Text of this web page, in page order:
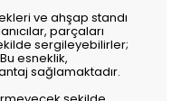
ve ahşap standı
parçaları
sergileyebilirler;
esneklik,
sağlamaktadır.